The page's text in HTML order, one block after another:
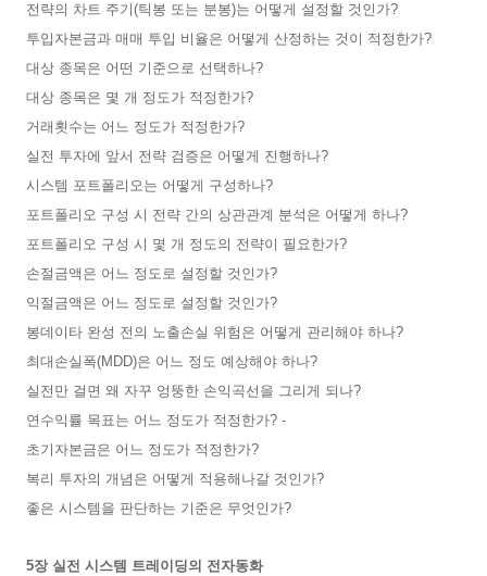
전략의 차트 주기(틱봉 또는 분봉)는 어떻게 설정할 것인가?
투입자본금과 매매 투입 비율은 어떻게 산정하는 것이 적정한가?
대상 종목은 어떤 기준으로 선택하나?
대상 종목은 몇 개 정도가 적정한가?
거래횟수는 어느 정도가 적정한가?
실전 투자에 앞서 전략 검증은 어떻게 진행하나?
시스템 포트폴리오는 어떻게 구성하나?
포트폴리오 구성 시 전략 간의 상관관계 분석은 어떻게 하나?
포트폴리오 구성 시 몇 개 정도의 전략이 필요한가?
손절금액은 어느 정도로 설정할 것인가?
익절금액은 어느 정도로 설정할 것인가?
봉데이타 완성 전의 노출손실 위험은 어떻게 관리해야 하나?
최대손실폭(MDD)은 어느 정도 예상해야 하나?
실전만 걸면 왜 자꾸 엉뚱한 손익곡선을 그리게 되나?
연수익률 목표는 어느 정도가 적정한가? -
초기자본금은 어느 정도가 적정한가?
복리 투자의 개념은 어떻게 적용해나갈 것인가?
좋은 시스템을 판단하는 기준은 무엇인가?
5장 실전 시스템 트레이딩의 전자동화